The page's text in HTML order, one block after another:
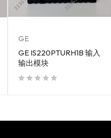
GE
GE IS220PTURH1B 输入
输出模块